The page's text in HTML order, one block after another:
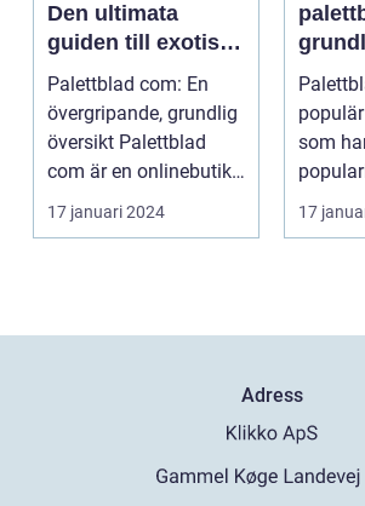
Den ultimata
guiden till exotiska
växter
Palettblad com: En
övergripande, grundlig
översikt Palettblad
com är en onlinebutik
och samlingspla...
17 januari 2024
som
Denna
17
Adress